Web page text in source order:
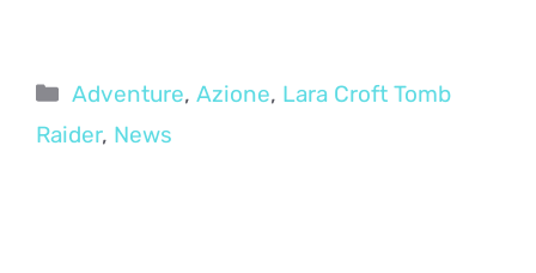
Categorie
Adventure,Azione, Lara Croft Tomb
Raider, News